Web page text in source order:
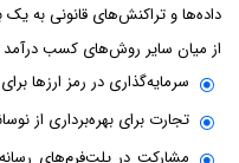
داده‌ها و تراکنش‌های قانونی به
از میان سایر روش‌های کسب درآمد
سرمایه‌گذاری در رمز ارزها
تجارت برای بهره‌برداری از
مشارکت در پلت‌فرم‌های